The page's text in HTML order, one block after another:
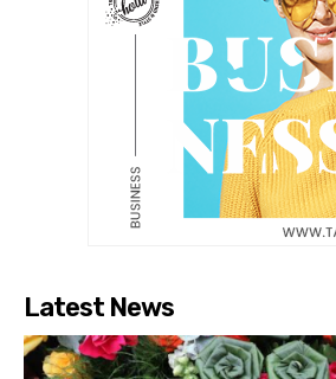
Latest News